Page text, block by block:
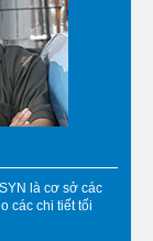
là cơ sở các
các chi tiết tối